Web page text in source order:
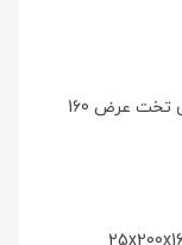
1 عدد لحاف با ابعاد 220×230 (مناسب برای تخت عرض 160